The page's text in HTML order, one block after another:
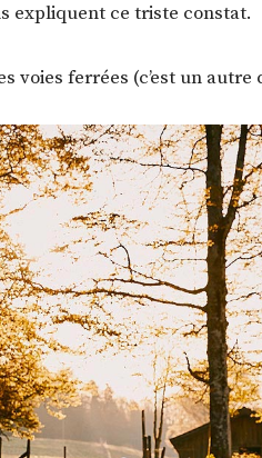
expliquent ce triste constat.
voies ferrées (c’est un